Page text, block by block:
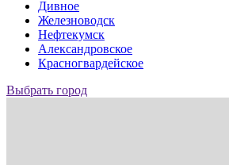
Дивное
Железноводск
Нефтекумск
Александровское
Красногвардейское
Выбрать город